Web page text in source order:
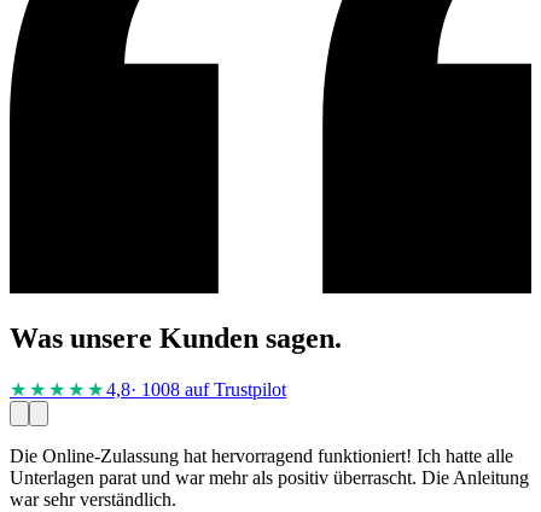
Was unsere Kunden sagen.
★★★★ ★4,8· 1008 auf Trustpilot
Die Online-Zulassung hat hervorragend funktioniert! Ich hatte alle
Unterlagen parat und war mehr als positiv überrascht. Die Anleitung
war sehr verständlich.